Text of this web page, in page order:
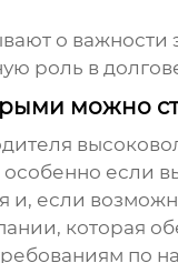
о
роль в
можно
если
и, если
которая
по